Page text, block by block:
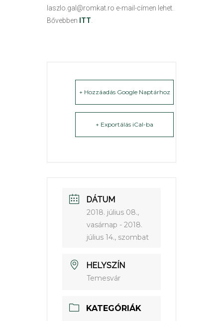
laszlo.gal@romkat.ro e-mail-címen lehet.
Bővebben ITT
+ Hozzáadás Google Naptárhoz
+ Exportálás iCal-ba
DÁTUM
2018. július 08.,
vasárnap - 2018.
július 14., szombat
HELYSZÍN
Temesvár
KATEGÓRIÁK